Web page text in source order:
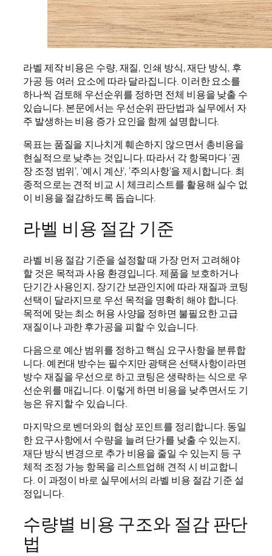
라벨 제작 비용은 수량, 재질, 인쇄 방식, 재단 방식, 후
가공 등 여러 요소에 따라 달라집니다. 이러한 요소를
하나씩 검토해 우선순위를 정하면 전체 비용을 낮출 수
있습니다. 본문에서는 우선순위 판단법과 실무에서 자
주 발생하는 비용 증가 요인을 함께 설명합니다.
목표는 품질을 지나치게 훼손하지 않으면서 총비용을
현실적으로 낮추는 것입니다. 따라서 각 항목마다 ‘권
장 조정 범위’, ‘예시 계산’, ‘주의사항’을 제시합니다. 최
종적으로는 견적 비교 시 체크리스트를 활용해 실수 없
이 비용을 절감하도록 돕습니다.
라벨 비용 절감 기준
라벨 비용 절감 기준을 설정할 때 가장 먼저 고려해야
할 것은 목적과 사용 환경입니다. 제품을 보호하거나
단기간 사용인지, 장기간 보관인지에 따라 재질과 코팅
선택이 달라지므로 우선 목적을 명확히 해야 합니다.
목적에 맞는 최소 허용 사양을 정하면 불필요한 고급
재질이나 과한 후가공을 피할 수 있습니다.
다음으로 예산 범위를 정하고 핵심 요구사항을 분류합
니다. 예컨대 방수는 필수지만 광택은 선택사항이라면
방수 재질을 우선으로 하고 코팅은 생략하는 식으로 우
선순위를 매깁니다. 이렇게 하면 비용을 낮추면서도 기
능은 유지할 수 있습니다.
마지막으로 벤더와의 협상 포인트를 정리합니다. 동일
한 요구사항에서 수량을 늘려 단가를 낮출 수 있는지,
재단 방식 변경으로 추가 비용을 줄일 수 있는지 등 구
체적 조정 가능 항목을 리스트업해 견적 시 비교합니
다. 이 과정이 바로 실무에서의 라벨 비용 절감 기준 설
정입니다.
수량별 비용 구조와 절감 판단
법